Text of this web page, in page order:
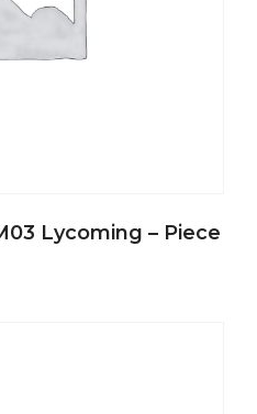
Lycoming – Piece